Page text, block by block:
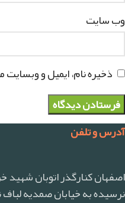
وب‌ سایت
ذخیره نام، ایمیل و
آدرس و تلفن
اصفهان کنارگذر اتوبان
نرسیده به خیابان صمدیه لباف